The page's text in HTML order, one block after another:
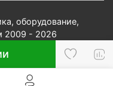
оборудование,
2009 - 2026